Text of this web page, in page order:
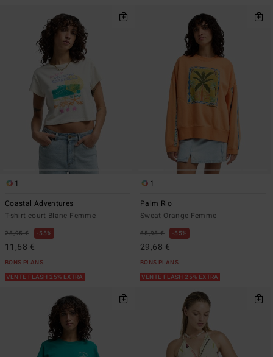
1
Coastal Adventures
T-shirt court Blanc Femme
25,95 € 55%
11,68 €
BONS PLANS
VENTE FLASH 25% EXTRA
1
Palm Rio
Sweat Orange Femme
65,95 € 55%
29,68 €
BONS PLANS
VENTE FLASH 25% EXTRA